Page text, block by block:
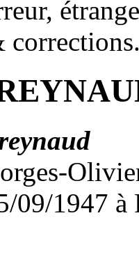
09/1947 à